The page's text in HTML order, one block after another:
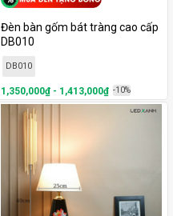
Đèn bàn gốm bát tràng cao cấp
DB010
DB010
1,350,000₫ - 1,413,000₫ -10%